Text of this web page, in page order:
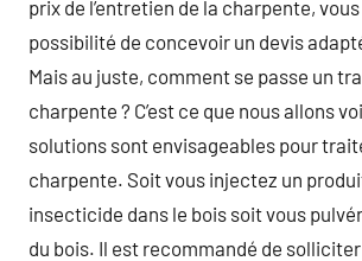
prix de l’entretien de la charpente,
possibilité de concevoir un devis
Mais au juste, comment se passe un
charpente ? C’est ce que nous allons
solutions sont envisageables pour
charpente. Soit vous injectez un
insecticide dans le bois soit vous
du bois. Il est recommandé de